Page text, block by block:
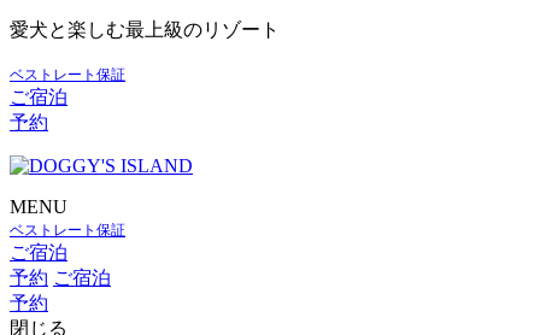
愛犬と楽しむ最上級のリゾート
ベストレート保証
ご宿泊
予約
MENU
ベストレート保証
ご宿泊
予約 ご宿泊
予約
閉じる